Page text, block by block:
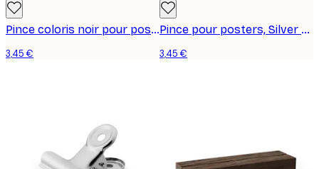
Pince coloris noir pour posters, petit format
3,45 €
Pince pour posters, Silver Small
3,45 €